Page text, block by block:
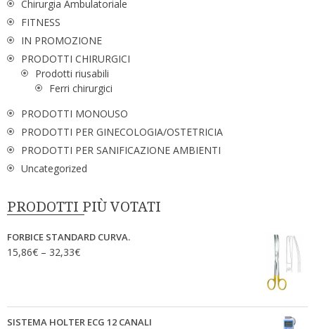
Chirurgia Ambulatoriale
FITNESS
IN PROMOZIONE
PRODOTTI CHIRURGICI
Prodotti riusabili
Ferri chirurgici
PRODOTTI MONOUSO
PRODOTTI PER GINECOLOGIA/OSTETRICIA
PRODOTTI PER SANIFICAZIONE AMBIENTI
Uncategorized
PRODOTTI PIÙ VOTATI
FORBICE STANDARD CURVA.
15,86€ – 32,33€
SISTEMA HOLTER ECG 12 CANALI